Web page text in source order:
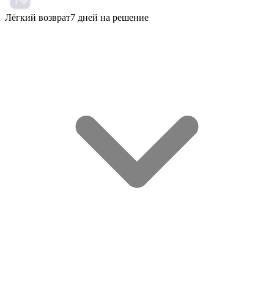
Лёгкий возврат7 дней на решение